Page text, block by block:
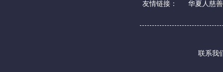
友情链接： 华夏人慈
联系我